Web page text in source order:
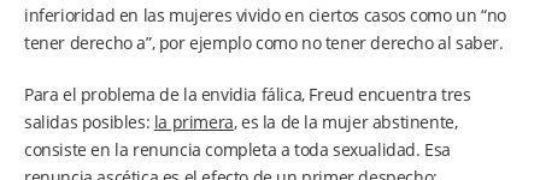
inferioridad en las mujeres vivido en ciertos casos como un “no
tener derecho a”, por ejemplo como no tener derecho al saber.
Para el problema de la envidia fálica, Freud encuentra tres
salidas posibles: la primera, es la de la mujer abstinente,
consiste en la renuncia completa a toda sexualidad. Esa